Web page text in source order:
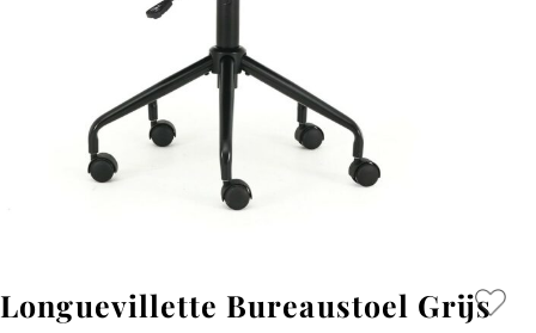
Longuevillette Bureaustoel Grijs